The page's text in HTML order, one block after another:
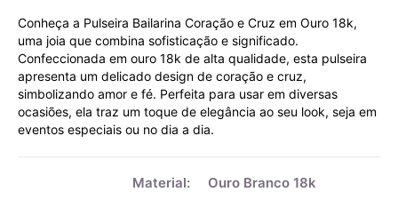
Conheça a Pulseira Bailarina Coração e Cruz em Ouro 18k,
uma joia que combina sofisticação e significado.
Confeccionada em ouro 18k de alta qualidade, esta pulseira
apresenta um delicado design de coração e cruz,
simbolizando amor e fé. Perfeita para usar em diversas
ocasiões, ela traz um toque de elegância ao seu look, seja em
eventos especiais ou no dia a dia.
Material: Ouro Branco 18k